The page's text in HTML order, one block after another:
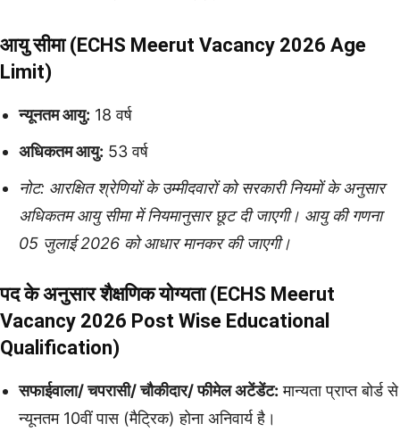
आयु सीमा (ECHS Meerut Vacancy 2026 Age
Limit)
न्यूनतम आयु: 18 वर्ष
अधिकतम आयु: 53 वर्ष
नोट: आरक्षित श्रेणियों के उम्मीदवारों को सरकारी नियमों के अनुसार
अधिकतम आयु सीमा में नियमानुसार छूट दी जाएगी। आयु की गणना
05 जुलाई 2026 को आधार मानकर की जाएगी।
पद के अनुसार शैक्षणिक योग्यता (ECHS Meerut
Vacancy 2026 Post Wise Educational
Qualification)
सफाईवाला/ चपरासी/ चौकीदार/ फीमेल अटेंडेंट: मान्यता प्राप्त बोर्ड से
न्यूनतम 10वीं पास (मैट्रिक) होना अनिवार्य है।